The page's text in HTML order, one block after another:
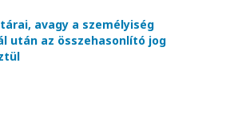
avagy a személyiség
után az összehasonlító jog